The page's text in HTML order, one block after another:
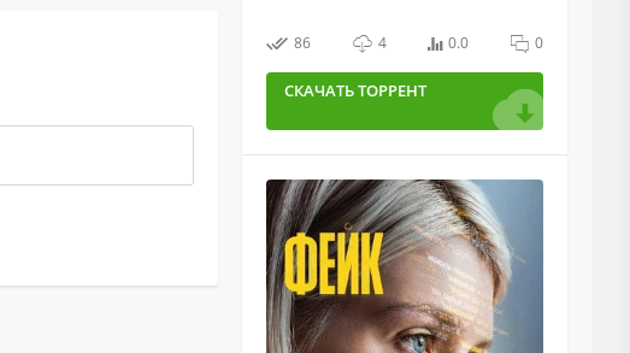
86 4 0.0 0
СКАЧАТЬ ТОРРЕНТ